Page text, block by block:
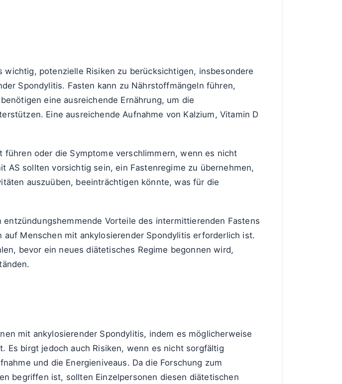
potenzielle Risiken zu berücksichtigen, insbesondere
Spondylitis. Fasten kann zu Nährstoffmängeln führen,
eine ausreichende Ernährung, um die
Eine ausreichende Aufnahme von Kalzium, Vitamin D
führen oder die Symptome verschlimmern, wenn es nicht
AS sollten vorsichtig sein, ein Fastenregime zu übernehmen,
auszuüben, beeinträchtigen könnte, was für die
Vorteile des intermittierenden Fastens
Menschen mit ankylosierender Spondylitis erforderlich ist.
bevor ein neues diätetisches Regime begonnen wird,
mit ankylosierender Spondylitis, indem es möglicherweise
Es birgt jedoch auch Risiken, wenn es nicht sorgfältig
und die Energieniveaus. Da die Forschung zum
begriffen ist, sollten Einzelpersonen diesen diätetischen